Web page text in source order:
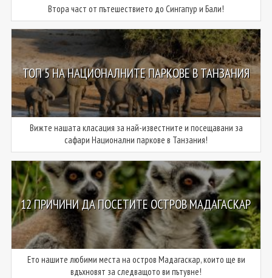
Втора част от пътешествието до Сингапур и Бали!
ТОП 5 НА НАЦИОНАЛНИТЕ ПАРКОВЕ В ТАНЗАНИЯ
Вижте нашата класация за най-известните и посещавани за
сафари Национални паркове в Танзания!
12 ПРИЧИНИ ДА ПОСЕТИТЕ ОСТРОВ МАДАГАСКАР
Ето нашите любими места на остров Мадагаскар, които ще ви
вдъхновят за следващото ви пътувне!